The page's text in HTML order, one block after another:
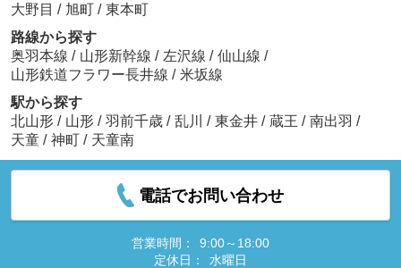
大野目 / 旭町 / 東本町
路線から探す
奥羽本線 / 山形新幹線 / 左沢線 / 仙山線 /
山形鉄道フラワー長井線 / 米坂線
駅から探す
北山形 / 山形 / 羽前千歳 / 乱川 / 東金井 / 蔵王 / 南出羽 /
天童 / 神町 / 天童南
電話でお問い合わせ
営業時間：
9:00～18:00
定休日：
水曜日